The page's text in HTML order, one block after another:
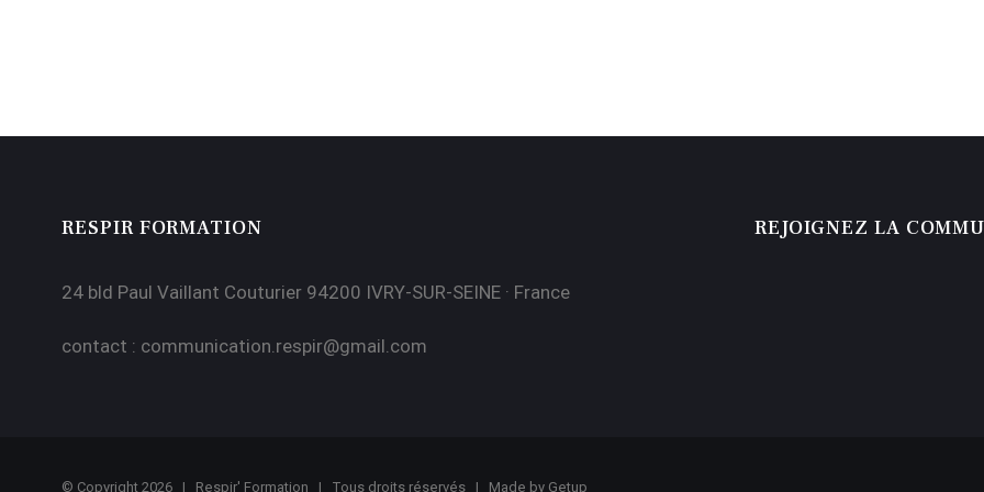
RESPIR FORMATION
24 bld Paul Vaillant Couturier 94200 IVRY-SUR-SEINE · France
contact : communication.respir@gmail.com
REJOIGNEZ LA
© Copyright 2026 | Respir' Formation | Tous droits réservés | Made by Getup